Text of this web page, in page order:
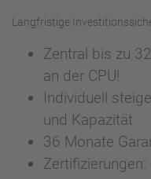
Langfristige
Zentral bis zu
an der CPU!
Individuell
und Kapazität
36 Monate
Zertifizierungen: